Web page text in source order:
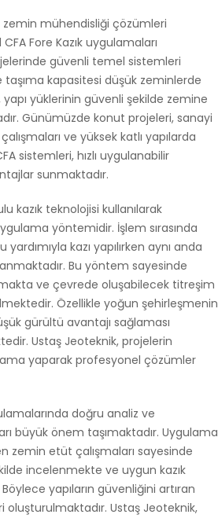
mühendisliği çözümleri
Fore Kazık uygulamaları
güvenli temel sistemleri
taşıma kapasitesi düşük zeminlerde
yüklerinin güvenli şekilde zemine
Günümüzde konut projeleri, sanayi
ve yüksek katlı yapılarda
sistemleri, hızlı uygulanabilir
sunmaktadır.
kazık teknolojisi kullanılarak
yöntemidir. İşlem sırasında
kazı yapılırken aynı anda
Bu yöntem sayesinde
ve çevrede oluşabilecek titreşim
Özellikle yoğun şehirleşmenin
gürültü avantajı sağlaması
Ustaş Jeoteknik, projelerin
yaparak profesyonel çözümler
doğru analiz ve
büyük önem taşımaktadır. Uygulama
zemin etüt çalışmaları sayesinde
incelenmekte ve uygun kazık
yapıların güvenliğini artıran
oluşturulmaktadır. Ustaş Jeoteknik,